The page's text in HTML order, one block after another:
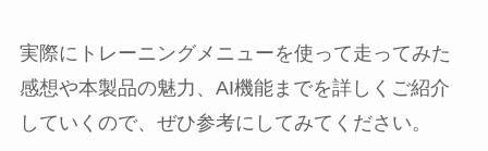
実際にトレーニングメニューを使って走ってみた
感想や本製品の魅力、AI機能までを詳しくご紹介
していくので、ぜひ参考にしてみてください。